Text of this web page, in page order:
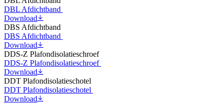
DBL Afdichtband
Download
DBS Afdichtband
DBS Afdichtband
Download
DDS-Z Plafondisolatieschroef
DDS-Z Plafondisolatieschroef
Download
DDT Plafondisolatieschotel
DDT Plafondisolatieschotel
Download